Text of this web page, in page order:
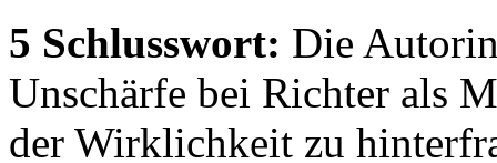
5 Schlusswort: Die
Unschärfe bei Richter als
der Wirklichkeit zu